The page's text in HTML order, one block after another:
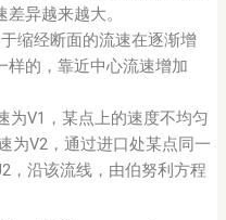
异越来越大。
缩经断面的流速在逐渐增
样的，靠近中心流速增加
为V1，某点上的速度不均匀
为V2，通过进口处某点同一
，沿该流线，由伯努利方程